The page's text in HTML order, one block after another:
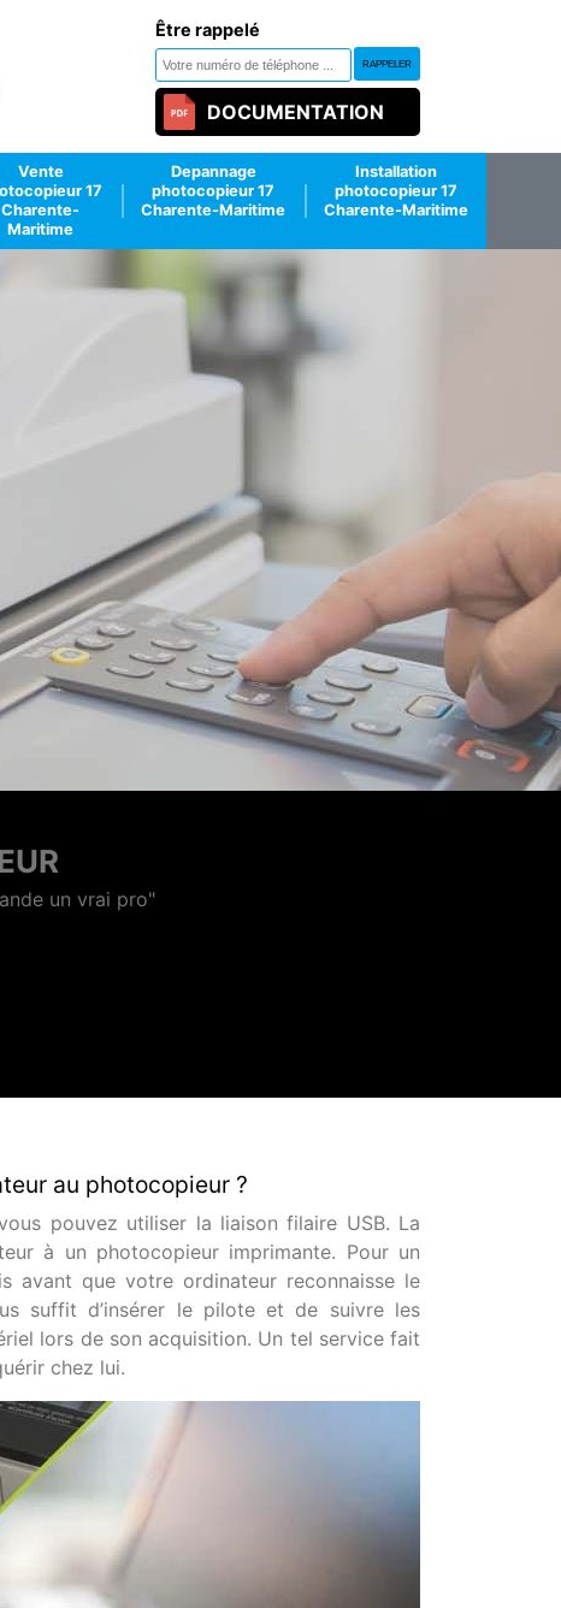
Être rappelé
DOCUMENTATION
Vente
17
Charente-
Maritime
Depannage
photocopieur 17
Charente-Maritime
Installation
photocopieur 17
Charente-Maritime
et technique."
au photocopieur ?
pouvez utiliser la liaison filaire USB. La
à un photocopieur imprimante. Pour un
avant que votre ordinateur reconnaisse le
suffit d’insérer le pilote et de suivre les
lors de son acquisition. Un tel service fait
chez lui.